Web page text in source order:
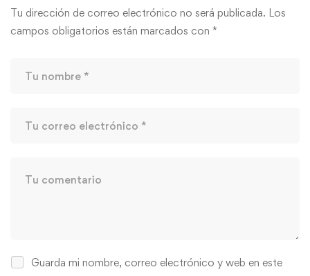
Tu dirección de correo electrónico no será publicada. Los
campos obligatorios están marcados con *
Guarda mi nombre, correo electrónico y web en este